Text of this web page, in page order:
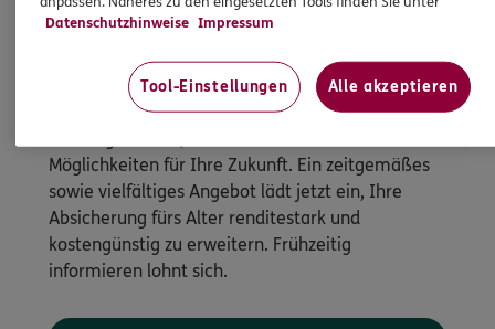
Staatliche Förderung
Altersvorsorge neu gedacht
Möglichkeiten für Ihre Zukunft. Ein zeitgemäßes
sowie vielfältiges Angebot lädt jetzt ein, Ihre
Absicherung fürs Alter renditestark und
kostengünstig zu erweitern. Frühzeitig
informieren lohnt sich.
Datenschutzhinweise Impressum
Tool-Einstellungen Alle akzeptieren